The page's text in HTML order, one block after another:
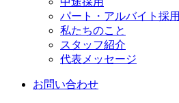
パート・アルバイト採用
私たちのこと
スタッフ紹介
代表メッセージ
お問い合わせ